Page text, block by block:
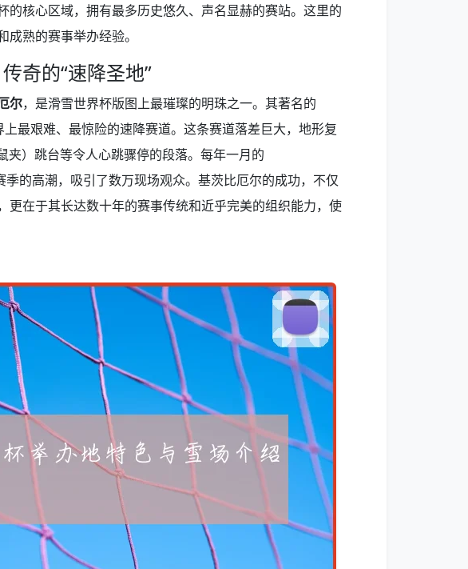
的核心区域，拥有最多历史悠久、声名显赫的赛站。这里的
熟的赛事举办经验。
奇的“速降圣地”
尔，是滑雪世界杯版图上最璀璨的明珠之一。其著名的
上最艰难、最惊险的速降赛道。这条赛道落差巨大，地形复
夹）跳台等令人心跳骤停的段落。每年一月的
的高潮，吸引了数万现场观众。基茨比厄尔的成功，不仅
更在于其长达数十年的赛事传统和近乎完美的组织能力，使